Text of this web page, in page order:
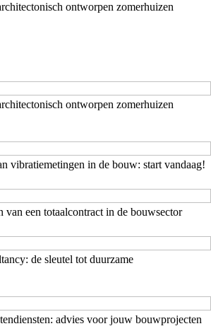
ontworpen zomerhuizen
ontworpen zomerhuizen
vibratiemetingen in de bouw: start vandaag!
van een totaalcontract in de bouwsector
de sleutel tot duurzame
advies voor jouw bouwprojecten